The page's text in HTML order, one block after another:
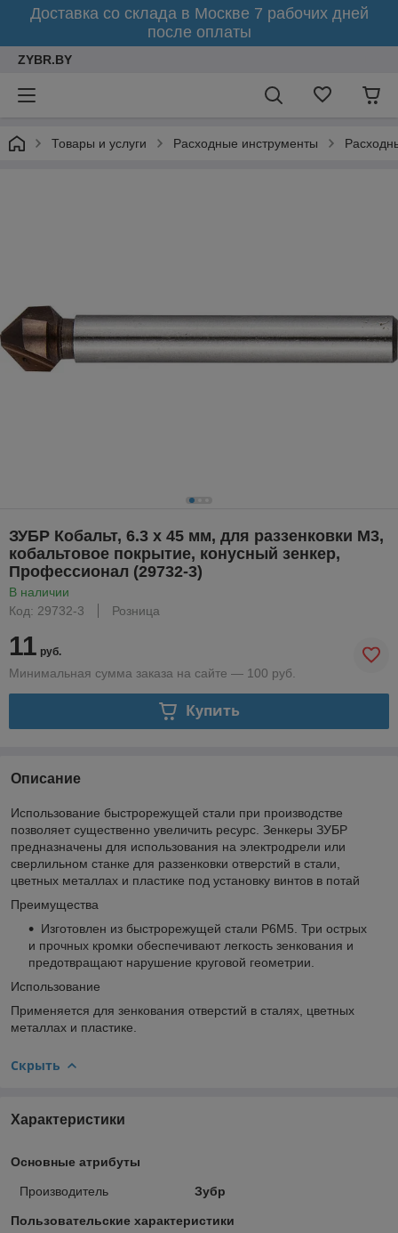
Доставка со склада в Москве 7 рабочих дней
после оплаты
ZYBR.BY
Товары и услуги Расходные инструменты
ЗУБР Кобальт, 6.3 x 45 мм, для раззенковки М3,
кобальтовое покрытие, конусный зенкер,
Профессионал (29732-3)
В наличии
Код: 29732-3
Розница
11 руб.
Минимальная сумма заказа на сайте — 100 руб.
Купить
Описание
Использование быстрорежущей стали при производстве
позволяет существенно увеличить ресурс. Зенкеры ЗУБР
предназначены для использования на электродрели или
сверлильном станке для раззенковки отверстий в стали,
цветных металлах и пластике под установку винтов в потай
Преимущества
Изготовлен из быстрорежущей стали Р6М5. Три острых
и прочных кромки обеспечивают легкость зенкования и
предотвращают нарушение круговой геометрии.
Использование
Применяется для зенкования отверстий в сталях, цветных
металлах и пластике.
Скрыть
Характеристики
Основные атрибуты
Производитель Зубр
Пользовательские характеристики